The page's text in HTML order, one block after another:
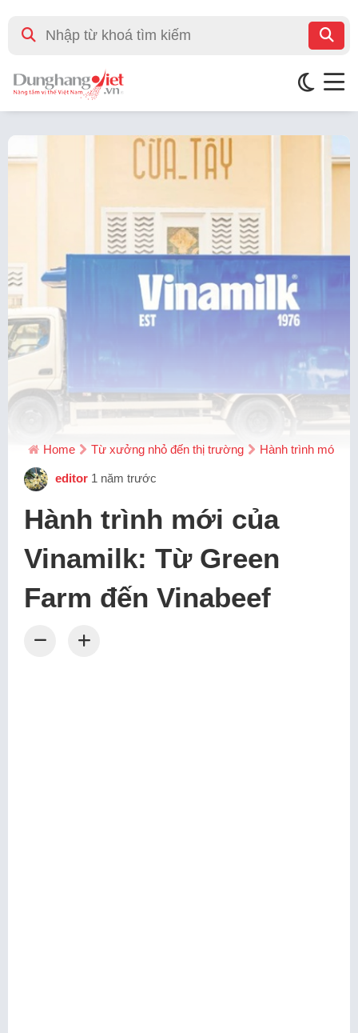
Home Từ xưởng nhỏ đến thị trường Hành trình mới
editor 1 năm trước
Hành trình mới của
Vinamilk: Từ Green
Farm đến Vinabeef